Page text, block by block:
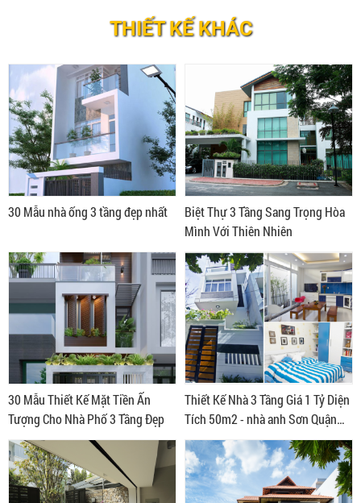
THIẾT KẾ KHÁC
30 Mẫu nhà ống 3 tầng đẹp nhất
Biệt Thự 3 Tầng Sang Trọng Hòa
Mình Với Thiên Nhiên
30 Mẫu Thiết Kế Mặt Tiền Ấn
Tượng Cho Nhà Phố 3 Tầng Đẹp
Thiết Kế Nhà 3 Tầng Giá 1 Tỷ Diện
Tích 50m2 - nhà anh Sơn Quận
Tân Phú